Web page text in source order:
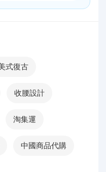
式復古
收腰設計
淘集運
中國商品代購